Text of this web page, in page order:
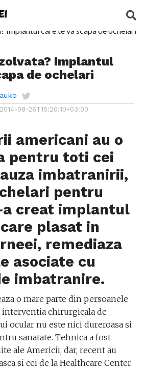
Implantul
de ochelari
2014-08-26T15:20:10+03:00
americani au o
pentru toti cei
imbatranirii,
pentru
creat implantul
plasat in
remediaza
asociate cu
imbatranire.
o mare parte din persoanele
interventia chirurgicala de
ocular nu este nici dureroasa si
sanatate. Tehnica a fost
ale Americii, dar, recent au
si cei de la Healthcare Center